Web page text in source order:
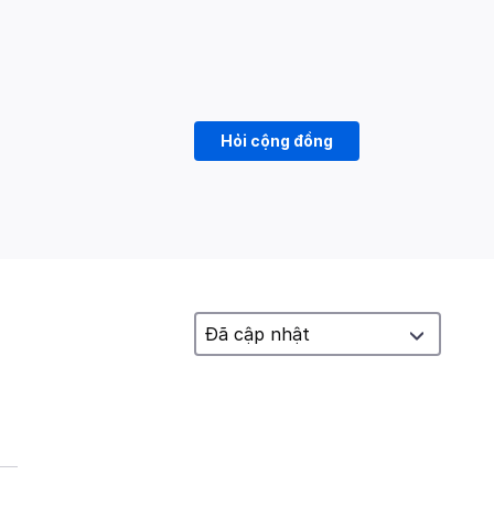
Hỏi cộng đồng